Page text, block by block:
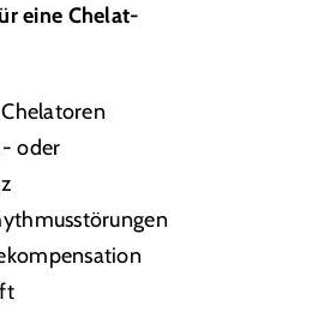
eine Chelat-
oder